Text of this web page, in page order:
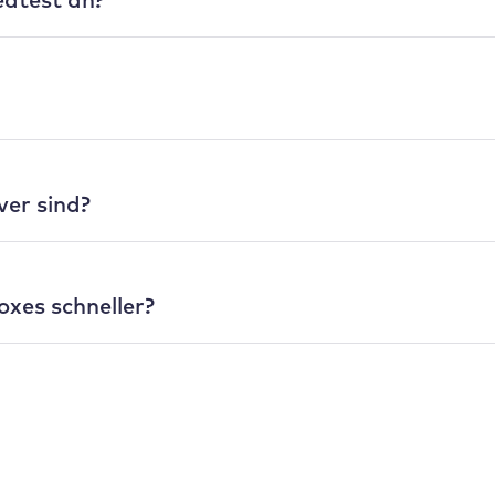
sind?
schneller?